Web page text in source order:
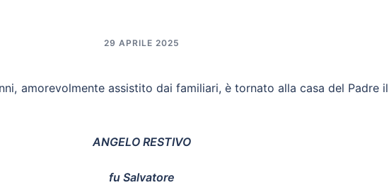
29 APRILE 2025
amorevolmente assistito dai familiari, è tornato alla casa del Padre il
ANGELO RESTIVO
fu Salvatore